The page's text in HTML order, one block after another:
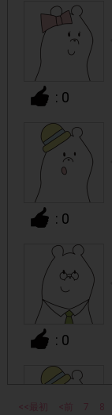
・参加(申し込み
上限に達しても
・スマートフォ
て、機種によっ
ます。
▼ポイント付与
チェックポ
・ECサイトやネ
・1つのアンケ
確認された場合。
株式会社エクス
ービスのモニタ
の参加とさせて
・レシート画像に
号」「購入日
: 0
: 0
: 0
<<最初 <前 7 8